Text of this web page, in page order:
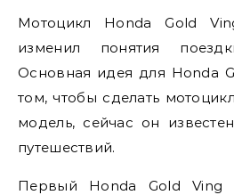
Мотоцикл Honda Gold
изменил понятия
Основная идея для Honda
том, чтобы сделать
модель, сейчас он
путешествий.
Первый Honda Gold Ving